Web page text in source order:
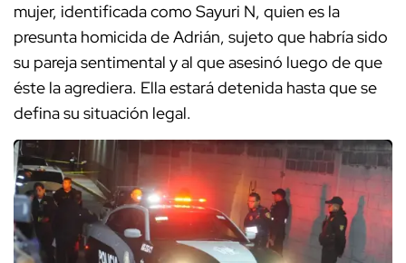
mujer, identificada como Sayuri N, quien es la
presunta homicida de Adrián, sujeto que habría sido
su pareja sentimental y al que asesinó luego de que
éste la agrediera. Ella estará detenida hasta que se
defina su situación legal.